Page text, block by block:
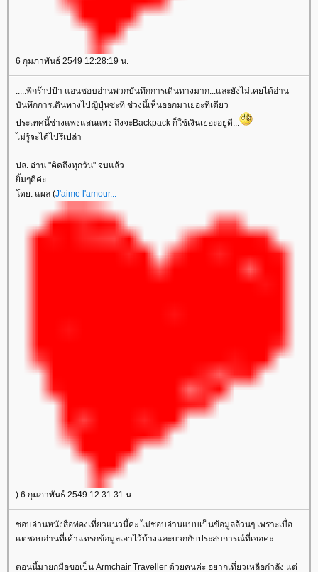
6 กุมภาพันธ์ 2549 12:28:19 น.
.....พี่กร๊าปป้า แอนชอบอ่านพวกบันทึกการเดินทางมาก...และยังไม่เคยได้อ่าน
บันทึกการเดินทางไปญี่ปุ่นซะที ช่วงนี้เห็นออกมาเยอะทีเดียว
ประเทศนี้ช่างแพงแสนแพง ถึงจะBackpack ก็ใช้เงินเยอะอยู่ดี...
ไม่รู้จะได้ไปรึเปล่า
ปล. อ่าน "คิดถึงทุกวัน" จบแล้ว
ิ้มๆดีค่ะ
ดย: แผล (J'aime l'amour...
) 6 กุมภาพันธ์ 2549 12:31:31 น.
ชอบอ่านหนังสือท่องเที่ยวแนวนี้ค่ะ ไม่ชอบอ่านแบบเป็นข้อมูลล้วนๆ เพราะเบื่อ
ต่ชอบอ่านที่เค้าแทรกข้อมูลเอาไว้บ้างและบวกกับประสบการณ์ที่เจอค่ะ ...
ตอนนี้มายกมือขอเป็น Armchair Traveller ด้วยคนค่ะ อยากเที่ยวเหลือกำลัง แต่